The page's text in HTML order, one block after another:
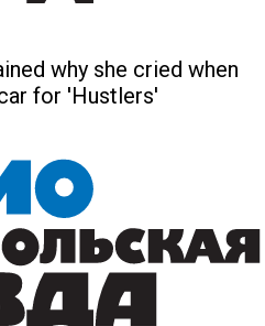
why she cried when
for 'Hustlers'